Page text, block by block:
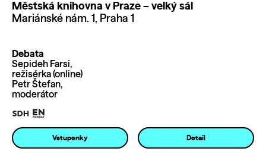
Městská knihovna v Praze – velký sál
Mariánské nám. 1, Praha 1
Debata
Sepideh Farsi,
režisérka (online)
Petr Štefan,
moderátor
Vstupenky Detail